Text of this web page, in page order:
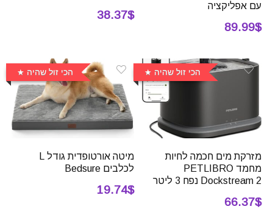
עם אפליקציה
89.99$
38.37$
הכי זול שהיה
מזרקת מים חכמה לחיות
מחמד PETLIBRO
Dockstream 2 נפח 3 ליטר
66.37$
הכי זול שהיה
מיטה אורטופדית גודל L
לכלבים Bedsure
19.74$